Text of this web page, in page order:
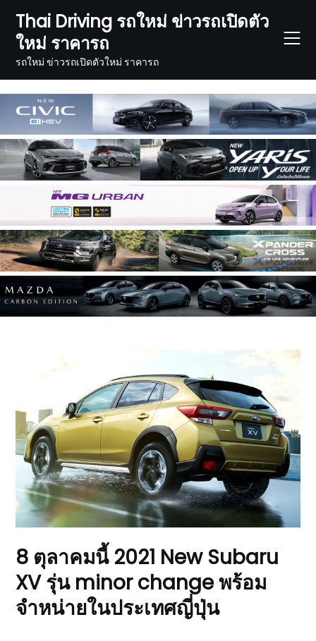
content
Thai Driving รถใหม่ ข่าวรถเปิดตัว
ใหม่ ราคารถ
รถใหม่ ข่าวรถเปิดตัวใหม่ ราคารถ
8 ตุลาคมนี้ 2021 New Subaru
XV รุ่น minor change พร้อม
จำหน่ายในประเทศญี่ปุ่น